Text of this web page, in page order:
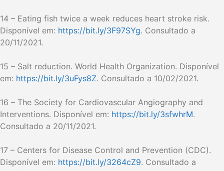
14 – Eating fish twice a week reduces heart stroke risk.
Disponível em: https://bit.ly/3F97SYg. Consultado a
20/11/2021.
15 – Salt reduction. World Health Organization. Disponível
em: https://bit.ly/3uFys8Z. Consultado a 10/02/2021.
16 – The Society for Cardiovascular Angiography and
Interventions. Disponível em: https://bit.ly/3sfwhrM.
Consultado a 20/11/2021.
17 – Centers for Disease Control and Prevention (CDC).
Disponível em: https://bit.ly/3264cZ9. Consultado a